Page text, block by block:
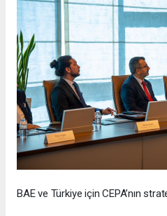
BAE ve Türkiye için CEPA’nın